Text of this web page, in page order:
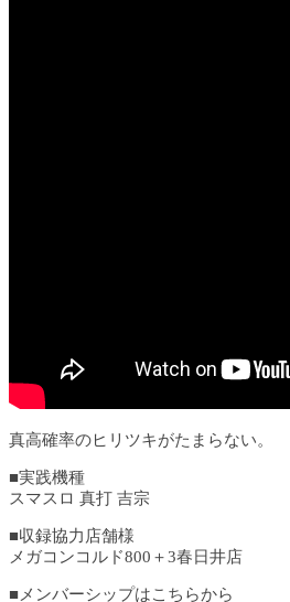
真高確率のヒリツキがたまらない。
■実践機種
スマスロ 真打 吉宗
■収録協力店舗様
メガコンコルド800＋3春日井店
■メンバーシップはこちらから